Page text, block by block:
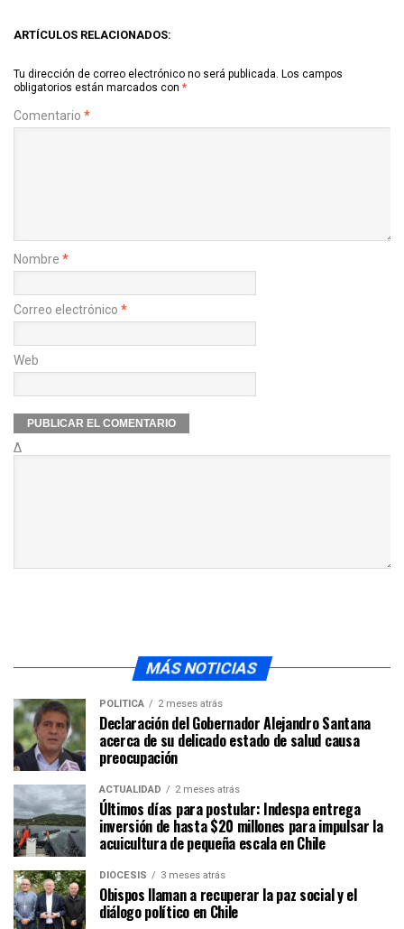
ARTÍCULOS RELACIONADOS:
Tu dirección de correo electrónico no será publicada. Los campos
obligatorios están marcados con *
Comentario *
Nombre *
Correo electrónico *
Web
Δ
MÁS NOTICIAS
POLÍTICA 2 meses atrás
Declaración del Gobernador Alejandro Santana
acerca de su delicado estado de salud causa
preocupación
ACTUALIDAD 2 meses atrás
Últimos días para postular: Indespa entrega
inversión de hasta $20 millones para impulsar la
acuicultura de pequeña escala en Chile
DIÓCESIS 3 meses atrás
Obispos llaman a recuperar la paz social y el
diálogo político en Chile